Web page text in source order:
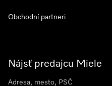
Nájsť predajcu Miele
Obchodní partneri